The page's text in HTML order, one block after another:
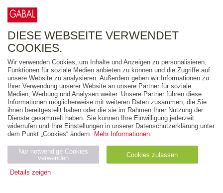
FREITEXT
AUSGABEART
AUS DER REIHE
ZUM THEMA
Neuerscheinung
Bestseller
PREIS
DIESE WEBSEITE VERWENDET
COOKIES.
Wir verwenden Cookies, um Inhalte und Anzeigen zu personalisieren,
Funktionen für soziale Medien anbieten zu können und die Zugriffe auf
unsere Website zu analysieren. Außerdem geben wir Informationen zu
Ihrer Verwendung unserer Website an unsere Partner für soziale
Medien, Werbung und Analysen weiter. Unsere Partner führen diese
Informationen möglicherweise mit weiteren Daten zusammen, die Sie
ihnen bereitgestellt haben oder die sie im Rahmen Ihrer Nutzung der
Dienste gesammelt haben. Sie können Ihre Einwilligung jederzeit
widerrufen und Ihre Einstellungen in unserer Datenschutzerklärung unter
dem Punkt „Cookies“ ändern. Mehr Informationen.
Nur notwendige Cookies
verwenden
Cookies zulassen
Details zeigen